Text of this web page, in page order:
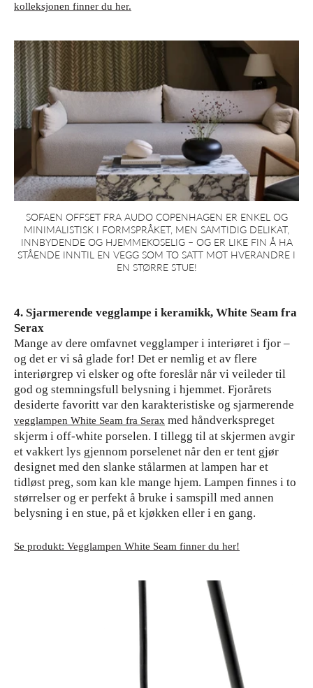
kolleksjonen finner du her.
SOFAEN OFFSET FRA AUDO COPENHAGEN ER ENKEL OG
MINIMALISTISK I FORMSPRÅKET, MEN SAMTIDIG DELIKAT,
INNBYDENDE OG HJEMMEKOSELIG – OG ER LIKE FIN Å HA
STÅENDE INNTIL EN VEGG SOM TO SATT MOT HVERANDRE I
EN STØRRE STUE!
4. Sjarmerende vegglampe i keramikk, White Seam fra
Serax
Mange av dere omfavnet vegglamper i interiøret i fjor –
og det er vi så glade for! Det er nemlig et av flere
interiørgrep vi elsker og ofte foreslår når vi veileder til
god og stemningsfull belysning i hjemmet. Fjorårets
desiderte favoritt var den karakteristiske og sjarmerende
vegglampen White Seam fra Serax med håndverkspreget
skjerm i off-white porselen. I tillegg til at skjermen avgir
et vakkert lys gjennom porselenet når den er tent gjør
designet med den slanke stålarmen at lampen har et
tidløst preg, som kan kle mange hjem. Lampen finnes i to
størrelser og er perfekt å bruke i samspill med annen
belysning i en stue, på et kjøkken eller i en gang.
Se produkt: Vegglampen White Seam finner du her!